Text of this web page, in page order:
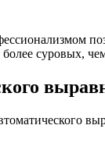
суровых,